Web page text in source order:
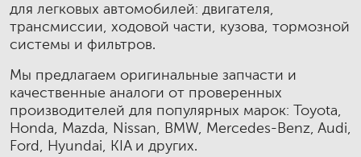
для легковых автомобилей: двигателя,
трансмиссии, ходовой части, кузова, тормозной
системы и фильтров.
Мы предлагаем оригинальные запчасти и
качественные аналоги от проверенных
производителей для популярных марок: Toyota,
Honda, Mazda, Nissan, BMW, Mercedes-Benz, Audi,
Ford, Hyundai, KIA и других.